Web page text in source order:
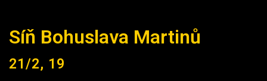
Síň Bohuslava Martinů
21/2, 19